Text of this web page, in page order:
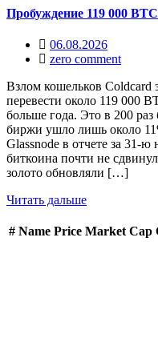
Пробуждение 119 000
06.08.2026
zero comment
Взлом кошельков Coldcard
перевести около 119 000
больше года. Это в 200
биржи ушло лишь около
Glassnode в отчете за 31-
биткоина почти не
золото обновляли […]
Читать дальше
# Name Price Market Cap